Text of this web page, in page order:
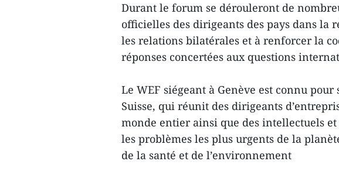
Durant le forum se dérouleront de
officielles des dirigeants des pays dans la
les relations bilatérales et à renforcer la
réponses concertées aux questions
Le WEF siégeant à Genève est connu
Suisse, qui réunit des dirigeants
monde entier ainsi que des intellectuels
les problèmes les plus urgents de la
de la santé et de l’environnement